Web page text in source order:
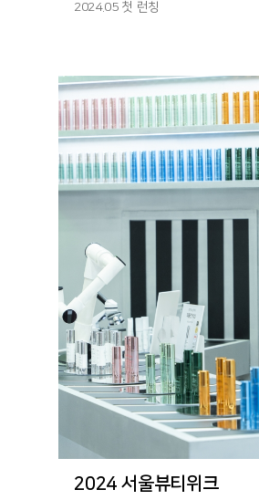
2024.05 첫 런칭
key=20240524001346358
매진 기
사: https://fashionbiz.co.kr/
2024 서울뷰티위크